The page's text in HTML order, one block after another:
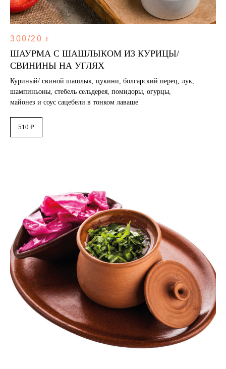
300/20 г
ШАУРМА С ШАШЛЫКОМ ИЗ КУРИЦЫ/
СВИНИНЫ НА УГЛЯХ
Куриный/ свиной шашлык, цукини, болгарский перец, лук,
шампиньоны, стебель сельдерея, помидоры, огурцы,
майонез и соус сацебели в тонком лаваше
510 ₽